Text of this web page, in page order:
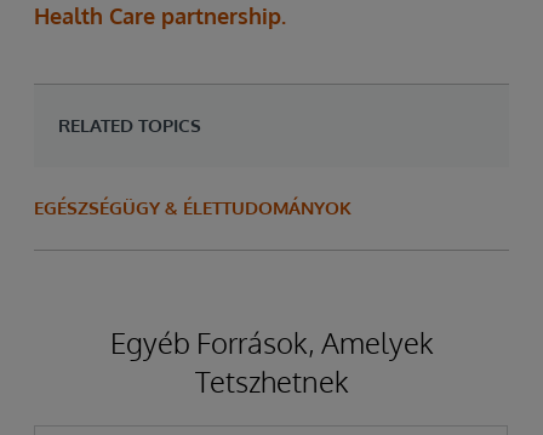
Health Care partnership.
RELATED TOPICS
EGÉSZSÉGÜGY & ÉLETTUDOMÁNYOK
Egyéb Források, Amelyek
Tetszhetnek